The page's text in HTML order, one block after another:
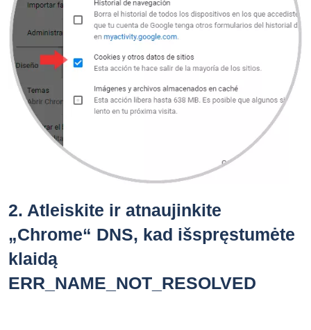
2. Atleiskite ir atnaujinkite
„Chrome“ DNS, kad išspręstumėte
klaidą
ERR_NAME_NOT_RESOLVED